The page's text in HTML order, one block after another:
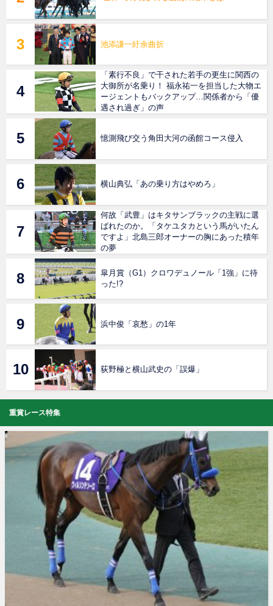
池添謙一紆余曲折
「素行不良」で干された若手の更生に関西の
大御所が名乗り！ 福永祐一を担当した大物エ
ージェントもバックアップ…関係者から「優
遇され過ぎ」の声
憶測飛び交う角田大河の函館コース侵入
横山典弘「あの乗り方はやめろ」
何故「武豊」はキタサンブラックの主戦に選
ばれたのか。「タケユタカという馬がいたん
ですよ」北島三郎オーナーの胸にあった積年
の夢
皐月賞（G1）クロワデュノール「1強」に待
った!?
浜中俊「哀愁」の1年
荻野極と横山武史の「誤爆」
重賞レース特集